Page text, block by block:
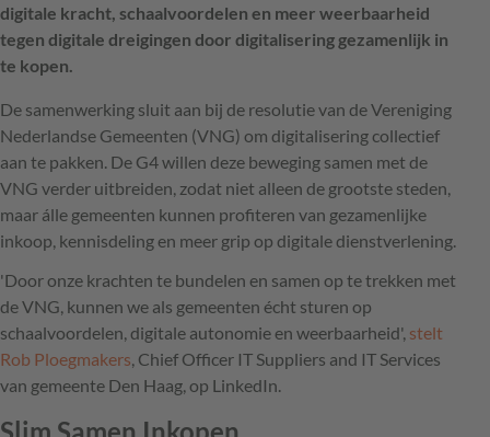
digitale kracht, schaalvoordelen en meer weerbaarheid
tegen digitale dreigingen door digitalisering gezamenlijk in
te kopen.
De samenwerking sluit aan bij de resolutie van de Vereniging
Nederlandse Gemeenten (VNG) om digitalisering collectief
aan te pakken. De G4 willen deze beweging samen met de
VNG verder uitbreiden, zodat niet alleen de grootste steden,
maar álle gemeenten kunnen profiteren van gezamenlijke
inkoop, kennisdeling en meer grip op digitale dienstverlening.
'Door onze krachten te bundelen en samen op te trekken met
de VNG, kunnen we als gemeenten écht sturen op
schaalvoordelen, digitale autonomie en weerbaarheid', stelt
Rob Ploegmakers , Chief Officer IT Suppliers and IT Services
van gemeente Den Haag, op LinkedIn.
Slim Samen Inkopen